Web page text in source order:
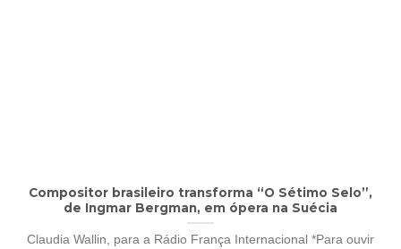
Compositor brasileiro transforma “O Sétimo Selo”,
de Ingmar Bergman, em ópera na Suécia
Claudia Wallin, para a Rádio França Internacional *Para ouvir